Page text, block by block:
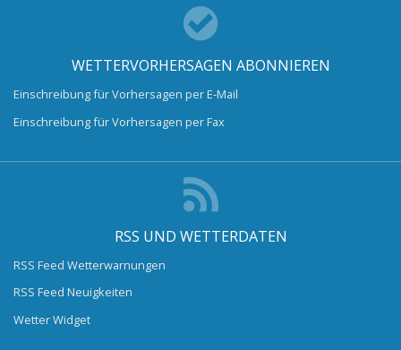
WETTERVORHERSAGEN ABONNIEREN
Einschreibung für Vorhersagen per E-Mail
Einschreibung für Vorhersagen per Fax
RSS UND WETTERDATEN
RSS Feed Wetterwarnungen
RSS Feed Neuigkeiten
Wetter Widget